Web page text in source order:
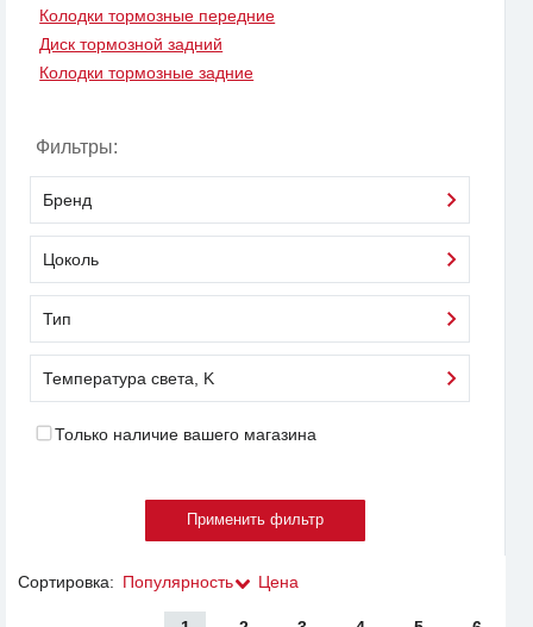
Колодки тормозные передние
Диск тормозной задний
Колодки тормозные задние
Фильтры:
Бренд
Цоколь
Тип
Температура света, K
Только наличие вашего магазина
Сортировка: Популярность Цена